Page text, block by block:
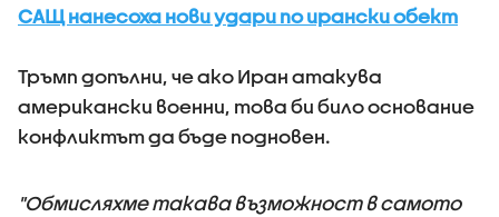
САЩ нанесоха нови удари по ирански обект
Тръмп допълни, че ако Иран атакува
американски военни, това би било основание
конфликтът да бъде подновен.
"Обмисляхме такава възможност в самото